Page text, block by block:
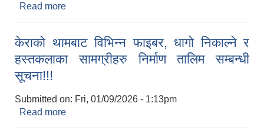
Read more
केराको थामबाट विभिन्‍न फाइबर, धागो निकाल्‍ने र
हस्‍तकलाका सामग्रीहरु निर्माण तालिम सम्बन्धी
सूचना!!!
Submitted on: Fri, 01/09/2026 - 1:13pm
Read more